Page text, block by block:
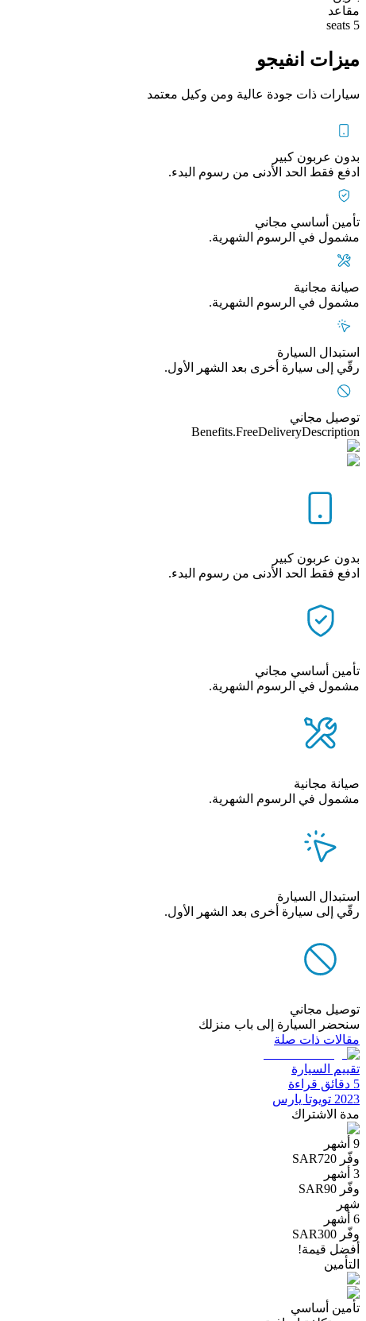
مقاعد
5 seats
ميزات انفيجو
سيارات ذات جودة عالية ومن وكيل معتمد
بدون عربون كبير
ادفع فقط الحد الأدنى من رسوم البدء.
تأمين أساسي مجاني
مشمول في الرسوم الشهرية.
صيانة مجانية
مشمول في الرسوم الشهرية.
استبدال السيارة
رقّي إلى سيارة أخرى بعد الشهر الأول.
توصيل مجاني
Benefits.FreeDeliveryDescription
بدون عربون كبير
ادفع فقط الحد الأدنى من رسوم البدء.
تأمين أساسي مجاني
مشمول في الرسوم الشهرية.
صيانة مجانية
مشمول في الرسوم الشهرية.
استبدال السيارة
رقّي إلى سيارة أخرى بعد الشهر الأول.
توصيل مجاني
سنحضر السيارة إلى باب منزلك
مقالات ذات صلة
تقييم السيارة
5 دقائق قراءة
2023 تويوتا يارس
مدة الاشتراك
9 أشهر
وفّر SAR720
3 أشهر
وفّر SAR90
شهر
6 أشهر
وفّر SAR300
أفضل قيمة!
التأمين
تأمين أساسي